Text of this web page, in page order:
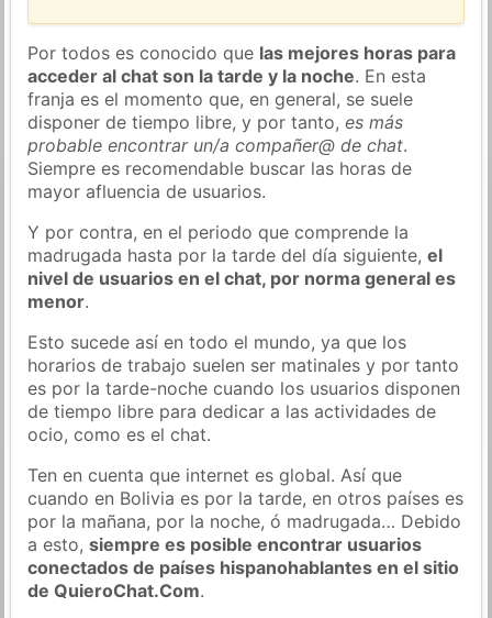
Por todos es conocido que las mejores horas para
acceder al chat son la tarde y la noche. En esta
franja es el momento que, en general, se suele
disponer de tiempo libre, y por tanto,es más
probable encontrar un/a compañer@ de chat.
Siempre es recomendable buscar las horas de
mayor afluencia de usuarios.
Y por contra, en el periodo que comprende la
madrugada hasta por la tarde del día siguiente,el
nivel de usuarios en el chat, por norma general es
menor.
Esto sucede así en todo el mundo, ya que los
horarios de trabajo suelen ser matinales y por tanto
es por la tarde-noche cuando los usuarios disponen
de tiempo libre para dedicar a las actividades de
ocio, como es el chat.
Ten en cuenta que internet es global. Así que
cuando en Bolivia es por la tarde, en otros países es
por la mañana, por la noche, ó madrugada… Debido
a esto,siempre es posible encontrar usuarios
conectados de países hispanohablantes en el sitio
de QuieroChat.Com.